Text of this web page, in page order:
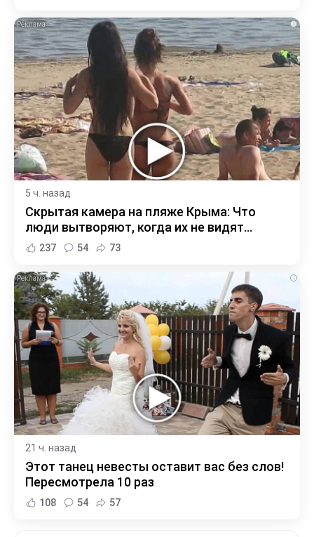
i
5 ч. назад
Скрытая камера на пляже Крыма: Что
люди вытворяют, когда их не видят...
237 54 73
i
21 ч. назад
Этот танец невесты оставит вас без слов!
Пересмотрела 10 раз
108 54 57